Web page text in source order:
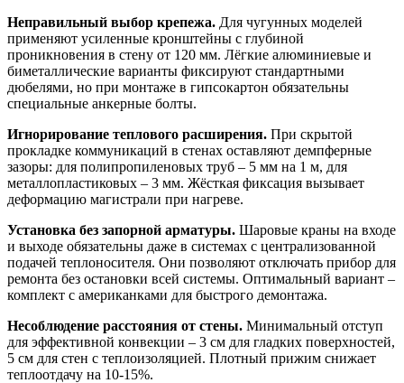
Неправильный выбор крепежа. Для чугунных моделей
применяют усиленные кронштейны с глубиной
проникновения в стену от 120 мм. Лёгкие алюминиевые и
биметаллические варианты фиксируют стандартными
дюбелями, но при монтаже в гипсокартон обязательны
специальные анкерные болты.
Игнорирование теплового расширения. При скрытой
прокладке коммуникаций в стенах оставляют демпферные
зазоры: для полипропиленовых труб – 5 мм на 1 м, для
металлопластиковых – 3 мм. Жёсткая фиксация вызывает
деформацию магистрали при нагреве.
Установка без запорной арматуры. Шаровые краны на входе
и выходе обязательны даже в системах с централизованной
подачей теплоносителя. Они позволяют отключать прибор для
ремонта без остановки всей системы. Оптимальный вариант –
комплект с американками для быстрого демонтажа.
Несоблюдение расстояния от стены. Минимальный отступ
для эффективной конвекции – 3 см для гладких поверхностей,
5 см для стен с теплоизоляцией. Плотный прижим снижает
теплоотдачу на 10-15%.